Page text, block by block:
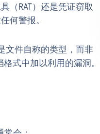
（RAT）还是凭证窃取
何警报。
文件自称的类型，而非
式中加以利用的漏洞。